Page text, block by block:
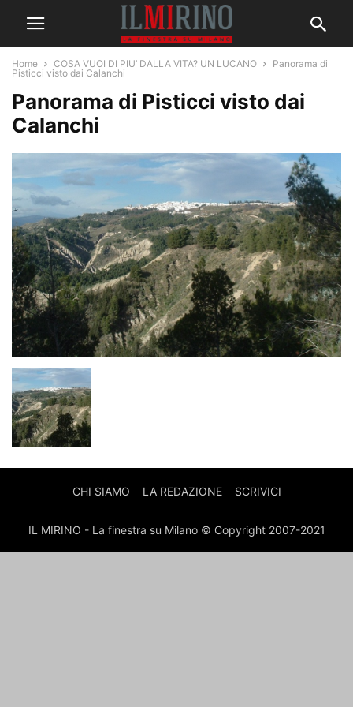
Home COSA VUOI DI PIU’ DALLA VITA? UN LUCANO
Panorama di
Pisticci visto dai Calanchi
Panorama di Pisticci visto dai
Calanchi
CHI SIAMO LA REDAZIONE SCRIVICI
IL MIRINO - La finestra su Milano © Copyright 2007-2021